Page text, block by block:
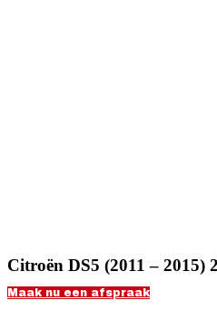
Citroën DS5 (2011 – 2015)
Maak nu een afspraak